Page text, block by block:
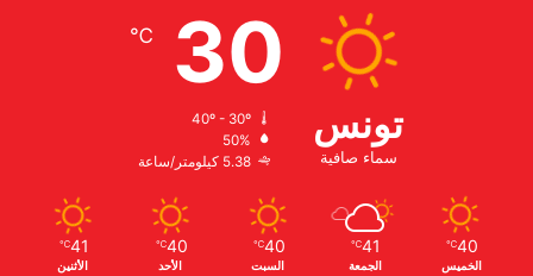
تونس
سماء صافية
30
℃
50%
5.38 كيلومتر/ساعة
40
℃
الخميس
41
℃
الجمعة
40
℃
السبت
40
℃
الأحد
41
℃
الأثنين